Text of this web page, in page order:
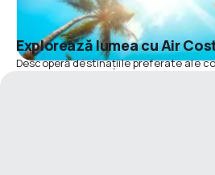
Explorează lumea cu Air
Descoperă destinațiile preferate ale